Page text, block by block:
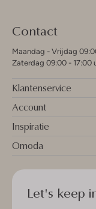
Contact
Maandag - Vrijdag
Zaterdag 09:00 - 17:00
Klantenservice
Account
Inspiratie
Omoda
Let's keep